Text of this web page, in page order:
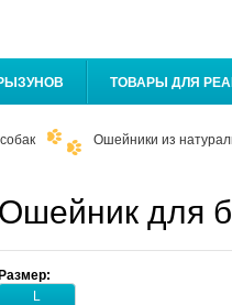
ТОВАРЫ ДЛЯ
Ошейники из
Ошейник для
Размер:
L